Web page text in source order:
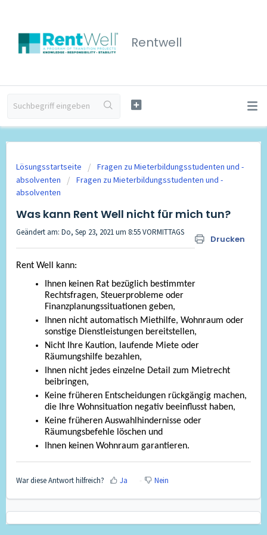
Rentwell
Lösungsstartseite
Fragen zu Mieterbildungsstudenten und -
absolventen
Fragen zu Mieterbildungsstudenten und -
absolventen
Was kann Rent Well nicht für mich tun?
Drucken
Geändert am: Do, Sep 23, 2021 um 8:55 VORMITTAGS
Rent Well kann:
Ihnen keinen Rat bezüglich bestimmter
Rechtsfragen, Steuerprobleme oder
Finanzplanungssituationen geben,
Ihnen nicht automatisch Miethilfe, Wohnraum oder
sonstige Dienstleistungen bereitstellen,
Nicht Ihre Kaution, laufende Miete oder
Räumungshilfe bezahlen,
Ihnen nicht jedes einzelne Detail zum Mietrecht
beibringen,
Keine früheren Entscheidungen rückgängig machen,
die Ihre Wohnsituation negativ beeinflusst haben,
Keine früheren Auswahlhindernisse oder
Räumungsbefehle löschen und
Ihnen keinen Wohnraum garantieren.
War diese Antwort hilfreich? Ja Nein